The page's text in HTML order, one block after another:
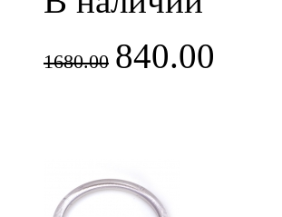
1680.00 840.00